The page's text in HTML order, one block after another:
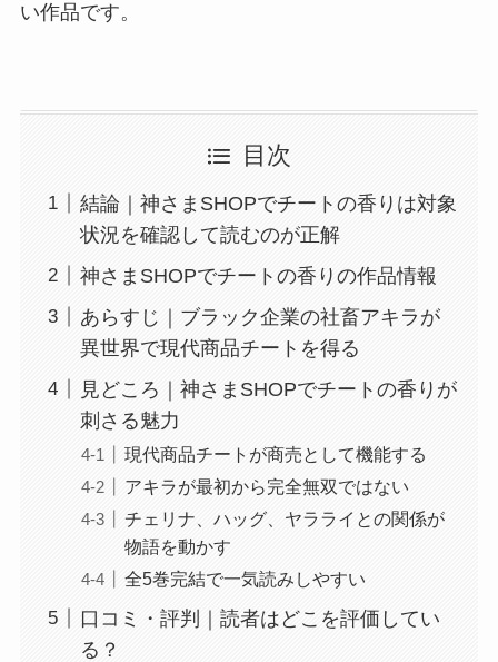
い作品です。
目次
結論｜神さまSHOPでチートの香りは対象
状況を確認して読むのが正解
神さまSHOPでチートの香りの作品情報
あらすじ｜ブラック企業の社畜アキラが
異世界で現代商品チートを得る
見どころ｜神さまSHOPでチートの香りが
刺さる魅力
現代商品チートが商売として機能する
アキラが最初から完全無双ではない
チェリナ、ハッグ、ヤラライとの関係が
物語を動かす
全5巻完結で一気読みしやすい
口コミ・評判｜読者はどこを評価してい
る？